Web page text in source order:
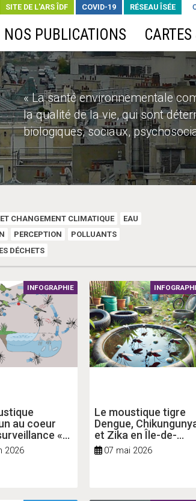
SITE DE L'ARS ÎDF COVID-19 RÉSEAU ÎSÉE
NOS PUBLICATIONS
« La santé environnementale
la qualité de la vie, qui sont
biologiques, sociaux,
CHANGEMENT CLIMATIQUE
EAU
PERCEPTION
POLLUANTS
DÉCHETS
au coeur
«
santé »
INFOGRAPHIE
2026
Le moustique tigre
Dengue,
et Zika en Île-de-
France
07 mai 2026